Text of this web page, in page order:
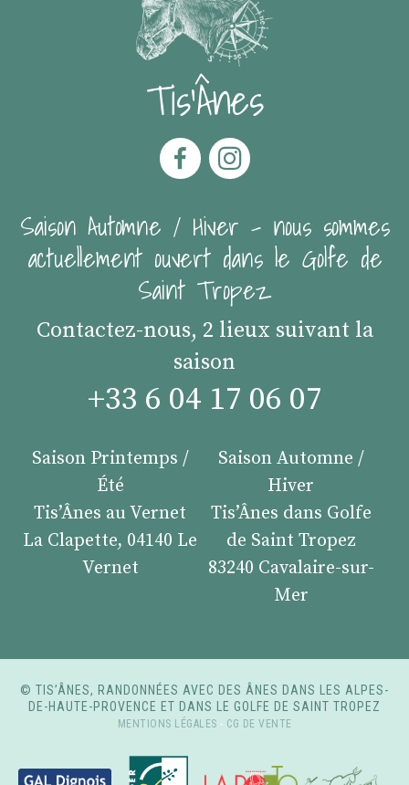
Tis'Ânes
Saison Automne / Hiver - nous sommes
actuellement ouvert dans le Golfe de
Saint Tropez
Contactez-nous, 2 lieux suivant la
saison
+33 6 04 17 06 07
Saison Printemps /
Été
Tis’Ânes au Vernet
La Clapette, 04140 Le
Vernet
Saison Automne /
Hiver
Tis’Ânes dans Golfe
de Saint Tropez
83240 Cavalaire-sur-
Mer
© TIS’ÂNES, RANDONNÉES AVEC DES ÂNES DANS LES ALPES-
DE-HAUTE-PROVENCE ET DANS LE GOLFE DE SAINT TROPEZ
MENTIONS LÉGALES - CG DE VENTE